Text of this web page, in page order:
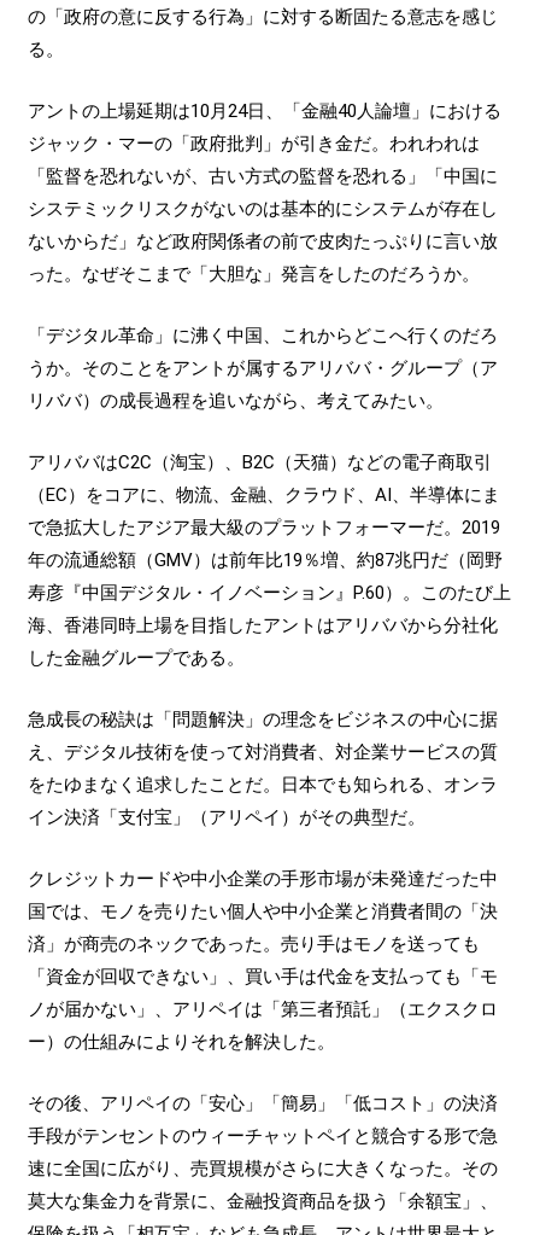
の「政府の意に反する行為」に対する断固たる意志を感じ
る。
アントの上場延期は10月24日、「金融40人論壇」における
ジャック・マーの「政府批判」が引き金だ。われわれは
「監督を恐れないが、古い方式の監督を恐れる」「中国に
システミックリスクがないのは基本的にシステムが存在し
ないからだ」など政府関係者の前で皮肉たっぷりに言い放
った。なぜそこまで「大胆な」発言をしたのだろうか。
「デジタル革命」に沸く中国、これからどこへ行くのだろ
うか。そのことをアントが属するアリババ・グループ（ア
リババ）の成長過程を追いながら、考えてみたい。
アリババはC2C（淘宝）、B2C（天猫）などの電子商取引
（EC）をコアに、物流、金融、クラウド、AI、半導体にま
で急拡大したアジア最大級のプラットフォーマーだ。2019
年の流通総額（GMV）は前年比19％増、約87兆円だ（岡野
寿彦『中国デジタル・イノベーション』P.60）。このたび上
海、香港同時上場を目指したアントはアリババから分社化
した金融グループである。
急成長の秘訣は「問題解決」の理念をビジネスの中心に据
え、デジタル技術を使って対消費者、対企業サービスの質
をたゆまなく追求したことだ。日本でも知られる、オンラ
イン決済「支付宝」（アリペイ）がその典型だ。
クレジットカードや中小企業の手形市場が未発達だった中
国では、モノを売りたい個人や中小企業と消費者間の「決
済」が商売のネックであった。売り手はモノを送っても
「資金が回収できない」、買い手は代金を支払っても「モ
ノが届かない」、アリペイは「第三者預託」（エクスクロ
ー）の仕組みによりそれを解決した。
その後、アリペイの「安心」「簡易」「低コスト」の決済
手段がテンセントのウィーチャットペイと競合する形で急
速に全国に広がり、売買規模がさらに大きくなった。その
莫大な集金力を背景に、金融投資商品を扱う「余額宝」、